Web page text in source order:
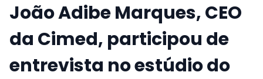
João Adibe Marques, CEO
da Cimed, participou de
entrevista no estúdio do